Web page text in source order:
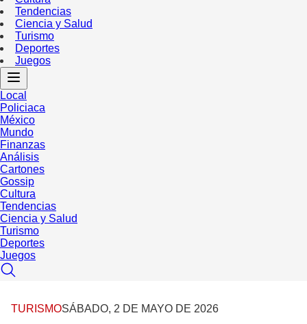
Tendencias
Ciencia y Salud
Turismo
Deportes
Juegos
Local
Policiaca
México
Mundo
Finanzas
Análisis
Cartones
Gossip
Cultura
Tendencias
Ciencia y Salud
Turismo
Deportes
Juegos
TURISMOSÁBADO, 2 DE MAYO DE 2026